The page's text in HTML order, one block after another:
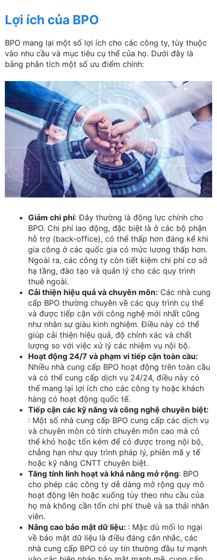
Lợi ích của BPO
BPO mang lại một số lợi ích cho các công ty, tùy thuộc
vào nhu cầu và mục tiêu cụ thể của họ. Dưới đây là
bảng phân tích một số ưu điểm chính:
Giảm chi phí: Đây thường là động lực chính cho
BPO. Chi phí lao động, đặc biệt là ở các bộ phận
hỗ trợ (back-office), có thể thấp hơn đáng kể khi
gia công ở các quốc gia có mức lương thấp hơn.
Ngoài ra, các công ty còn tiết kiệm chi phí cơ sở
hạ tầng, đào tạo và quản lý cho các quy trình
thuê ngoài.
Cải thiện hiệu quả và chuyên môn: Các nhà cung
cấp BPO thường chuyên về các quy trình cụ thể
và được tiếp cận với công nghệ mới nhất cũng
như nhân sự giàu kinh nghiệm. Điều này có thể
giúp cải thiện hiệu quả, độ chính xác và chất
lượng so với việc xử lý các nhiệm vụ nội bộ.
Hoạt động 24/7 và phạm vi tiếp cận toàn cầu:
Nhiều nhà cung cấp BPO hoạt động trên toàn cầu
và có thể cung cấp dịch vụ 24/24, điều này có
thể mang lại lợi ích cho các công ty hoặc khách
hàng có hoạt động quốc tế.
Tiếp cận các kỹ năng và công nghệ chuyên biệt:
: Một số nhà cung cấp BPO cung cấp các dịch vụ
và chuyên môn có tính chuyên môn cao mà có
thể khó hoặc tốn kém để có được trong nội bộ,
chẳng hạn như quy trình pháp lý, phiên mã y tế
hoặc kỹ năng CNTT chuyên biệt.
Tăng tính linh hoạt và khả năng mở rộng: BPO
cho phép các công ty dễ dàng mở rộng quy mô
hoạt động lên hoặc xuống tùy theo nhu cầu của
họ mà không cần tốn chi phí thuê và sa thải nhân
viên.
Nâng cao bảo mật dữ liệu: : Mặc dù mối lo ngại
về bảo mật dữ liệu là điều đáng cân nhắc, các
nhà cung cấp BPO có uy tín thường đầu tư mạnh